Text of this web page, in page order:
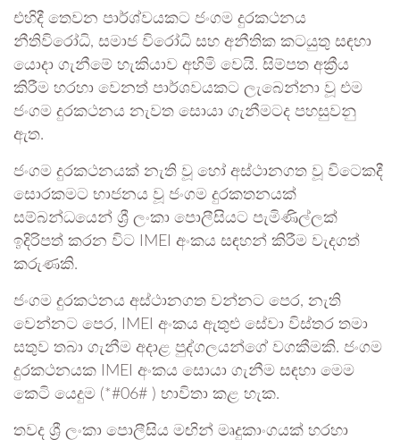
එහිදී තෙවන පාර්ශ්වයකට ජංගම දුරකථනය
නීතිවිරෝධි, සමාජ විරෝධි සහ අනීතික කටයුතු සඳහා
යොදා ගැනීමේ හැකියාව අහිමි වෙයි. සිම්පත අක්‍රීය
කිරීම හරහා වෙනත් පාර්ශවයකට ලැබෙන්නා වූ එම
ජංගම දුරකථනය නැවත සොයා ගැනීමටද පහසුවනු
ඇත.
ජංගම දුරකථනයක් නැති වූ හෝ අස්ථානගත වූ විටෙකදී
සොරකමට භාජනය වූ ජංගම දුරකතනයක්
සම්බන්ධයෙන් ශ්‍රී ලංකා පොලීසියට පැමිණිල්ලක්
ඉදිරිපත් කරන විට IMEI අංකය සඳහන් කිරීම වැදගත්
කරුණකි.
ජංගම දුරකථනය අස්ථානගත වන්නට පෙර, නැති
වෙන්නට පෙර, IMEI අංකය ඇතුළු සේවා විස්තර තමා
සතුව තබා ගැනීම අදාළ පුද්ගලයන්ගේ වගකීමකි. ජංගම
දුරකථනයක IMEI අංකය සොයා ගැනීම සඳහා මෙම
කෙටි යෙදුම (*#06# ) භාවිතා කළ හැක.
තවද ශ්‍රී ලංකා පොලීසිය මඟින් මෘදුකාංගයක් හරහා